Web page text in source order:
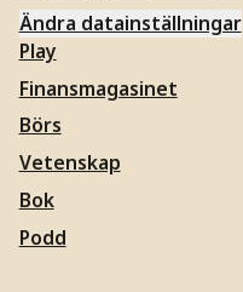
Ändra datainställningar
Play
Finansmagasinet
Börs
Vetenskap
Bok
Podd